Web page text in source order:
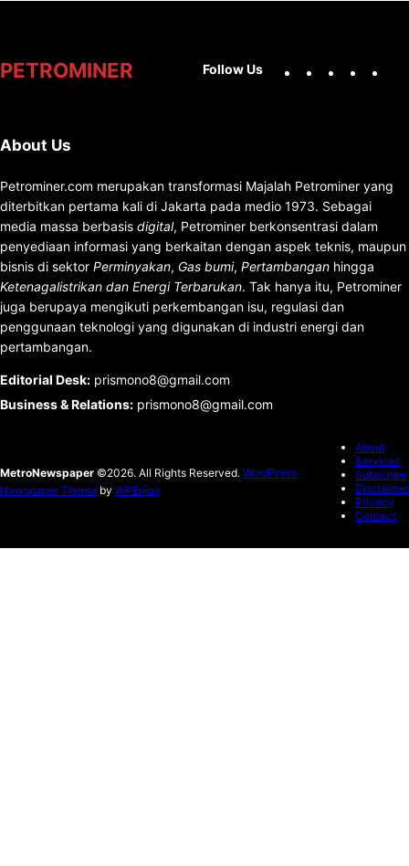
PETROMINER Follow Us
About Us
Petrominer.com merupakan transformasi Majalah Petrominer yang
diterbitkan pertama kali di Jakarta pada medio 1973. Sebagai
media massa berbasis digital, Petrominer berkonsentrasi dalam
penyediaan informasi yang berkaitan dengan aspek teknis, maupun
bisnis di sektor Perminyakan, Gas bumi, Pertambangan hingga
Ketenagalistrikan dan Energi Terbarukan. Tak hanya itu, Petrominer
juga berupaya mengikuti perkembangan isu, regulasi dan
penggunaan teknologi yang digunakan di industri energi dan
pertambangan.
Editorial Desk: prismono8@gmail.com
Business & Relations: prismono8@gmail.com
MetroNewspaper ©2026. All Rights Reserved. WordPress
Newspaper Theme by WPEnjoy
About
Services
Subscribe
Disclaimer
Privacy
Contact